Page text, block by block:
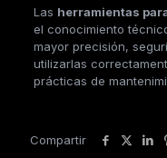
Las herramientas
el conocimiento
mayor precisión,
utilizarlas
prácticas de
Compartir